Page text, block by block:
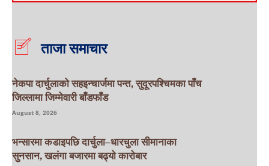
ताजा समाचार
नेकपा दार्चुलाको सहइन्चार्जमा पन्त, सुदूरपश्चिमका पाँच
जिल्लामा जिम्मेवारी बाँडफाँड
August 8, 2026
भन्सारमा कडाइपछि दार्चुला–धारचुला सीमानाका
सुनसान, खलंगा बजारमा बढ्यो कारोबार